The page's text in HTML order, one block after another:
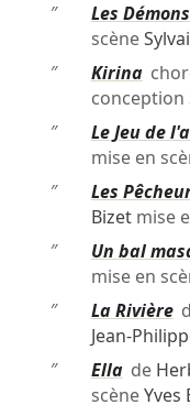
″
Les Démons
scène
″
Kirina
conception
″
Le Jeu de
mise en
″
Les
Bizetmise
″
Un bal
mise en
″
La Rivière
Jean-
″
Ellade
scèneYves